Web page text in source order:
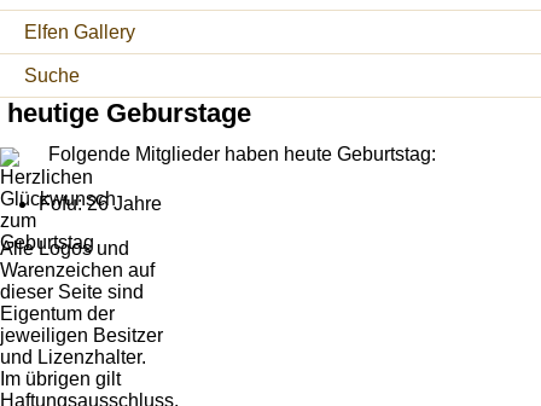
Elfen Gallery
Suche
heutige Geburstage
Folgende Mitglieder haben heute Geburtstag:
Fofu: 26 Jahre
Alle Logos und
Warenzeichen auf
dieser Seite sind
Eigentum der
jeweiligen Besitzer
und Lizenzhalter.
Im übrigen gilt
Haftungsausschluss.